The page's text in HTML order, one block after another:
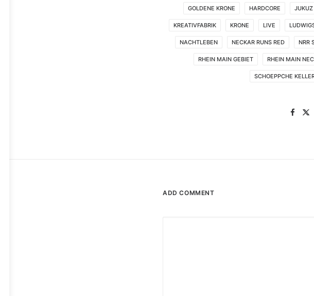
GOLDENE KRONE HARDCORE JUKUZ
KREATIVFABRIK KRONE LIVE
NACHTLEBEN NECKAR RUNS RED NRR
RHEIN MAIN GEBIET RHEIN MAIN
SCHOEPPCHE
ADD COMMENT